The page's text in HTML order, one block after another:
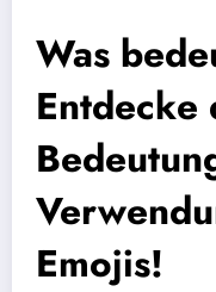
Was
Emojis!